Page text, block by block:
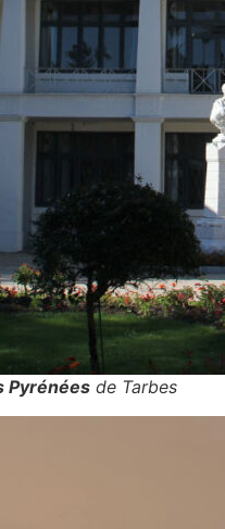
Pyrénées de Tarbes